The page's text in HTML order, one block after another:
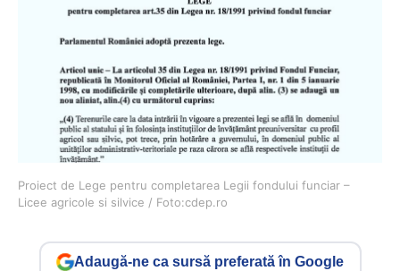
Proiect de Lege pentru completarea Legii fondului funciar –
Licee agricole si silvice / Foto:cdep.ro
Adaugă-ne ca sursă preferată în Google